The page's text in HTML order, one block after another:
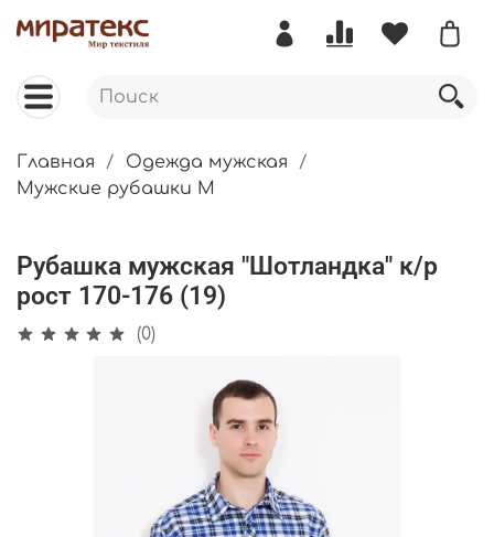
Главная
Одежда мужская
Мужские рубашки М
Рубашка мужская "Шотландка" к/р
рост 170-176 (19)
(0)